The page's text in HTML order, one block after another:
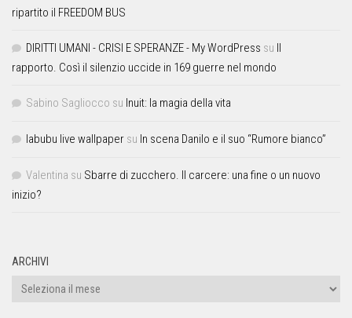
ripartito il FREEDOM BUS
DIRITTI UMANI - CRISI E SPERANZE - My WordPress su Il
rapporto. Così il silenzio uccide in 169 guerre nel mondo
Sabino Sagliocco su Inuit: la magia della vita
labubu live wallpaper su In scena Danilo e il suo “Rumore bianco”
Valentina su Sbarre di zucchero. Il carcere: una fine o un nuovo
inizio?
ARCHIVI